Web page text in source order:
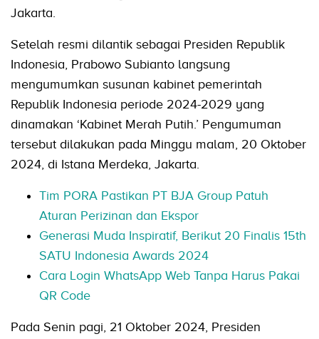
Jakarta.
Setelah resmi dilantik sebagai Presiden Republik
Indonesia, Prabowo Subianto langsung
mengumumkan susunan kabinet pemerintah
Republik Indonesia periode 2024-2029 yang
dinamakan ‘Kabinet Merah Putih.’ Pengumuman
tersebut dilakukan pada Minggu malam, 20 Oktober
2024, di Istana Merdeka, Jakarta.
Tim PORA Pastikan PT BJA Group Patuh
Aturan Perizinan dan Ekspor
Generasi Muda Inspiratif, Berikut 20 Finalis 15th
SATU Indonesia Awards 2024
Cara Login WhatsApp Web Tanpa Harus Pakai
QR Code
Pada Senin pagi, 21 Oktober 2024, Presiden